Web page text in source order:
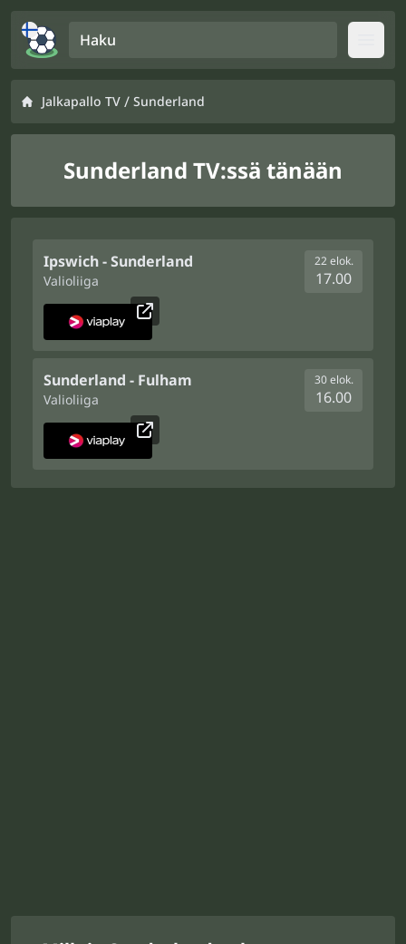
Jalkapallo TV / Sunderland
Sunderland TV:ssä tänään
Ipswich - Sunderland
Valioliiga
22 elok.
17.00
Sunderland - Fulham
Valioliiga
30 elok.
16.00